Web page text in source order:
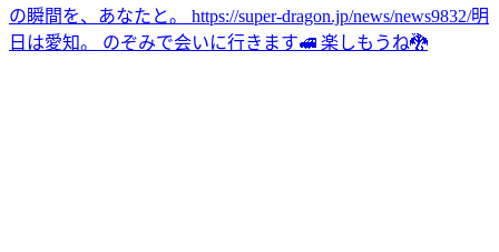
の瞬間を、あなたと。 https://super-dragon.jp/news/news9832/明
日は愛知。 のぞみで会いに行きます🚅 楽しもうね🐉